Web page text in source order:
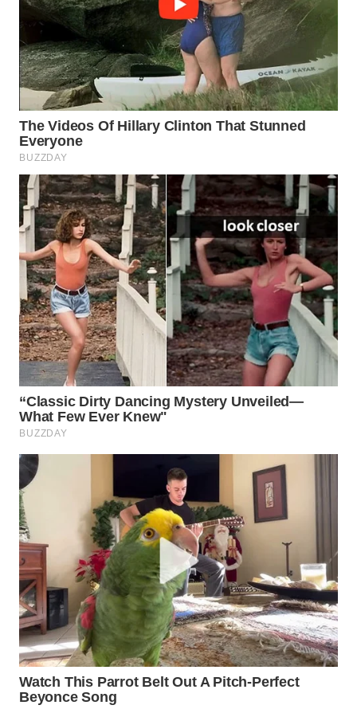
WN
BOGOR
WN
DEPOK
WN
TAPANULI
UTARA
WN
SAMOSIR
WN
PADANG
LAWAS
WN
SUMEDANG
WN
CIANJUR
TANGERANG
WN
BINJAI
WN
CIREBON